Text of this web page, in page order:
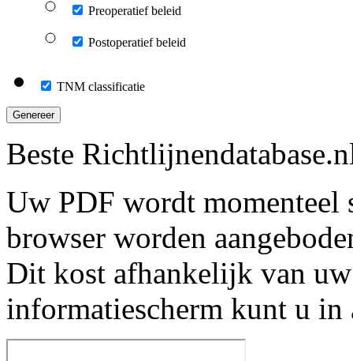
Preoperatief beleid
Postoperatief beleid
TNM classificatie
Genereer
Beste
Uw PDF wordt momenteel
browser worden
Dit kost afhankelijk van
informatiescherm kunt u